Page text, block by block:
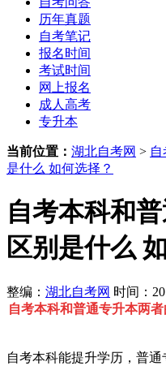
历年真题
自考笔记
报名时间
考试时间
网上报名
成人高考
专升本
当前位置： 湖北自考网 >
是什么 如何选择？
自考本科和
区别是什么
整编： 湖北自考网 时间：
自考本科和普通专升本两
自考本科能提升学历，普